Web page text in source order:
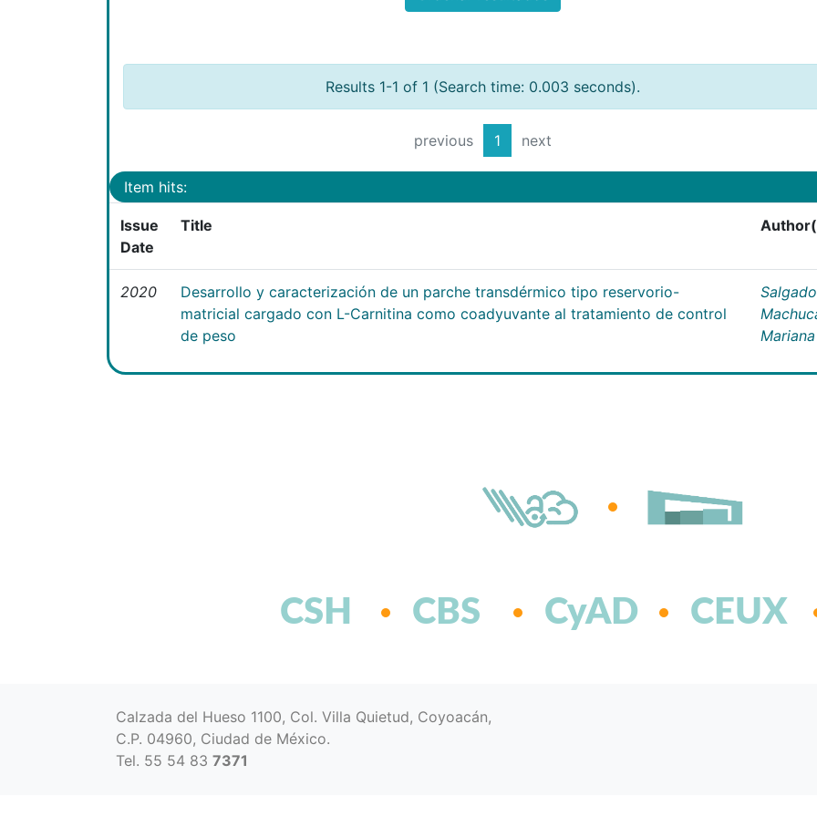
Results 1-1 of 1 (Search time: 0.003 seconds).
previous 1 next
Item hits:
Issue
Date
Title
2020
Desarrollo y caracterización de un parche transdérmico tipo reservorio-
matricial cargado con L-Carnitina como coadyuvante al tratamiento de control
de peso
Salgado
Mariana
CSH CBS CyAD CEUX
Calzada del Hueso 1100, Col. Villa Quietud, Coyoacán,
C.P. 04960, Ciudad de México.
Tel. 55 54 83 7371